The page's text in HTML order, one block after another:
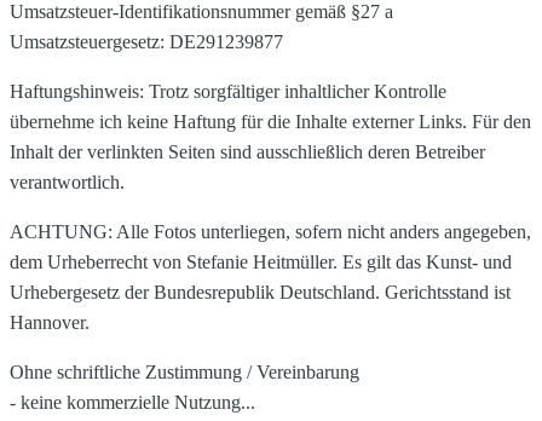
Umsatzsteuer-Identifikationsnummer gemäß §27 a
Umsatzsteuergesetz: DE291239877
Haftungshinweis: Trotz sorgfältiger inhaltlicher Kontrolle
übernehme ich keine Haftung für die Inhalte externer Links. Für den
Inhalt der verlinkten Seiten sind ausschließlich deren Betreiber
verantwortlich.
ACHTUNG: Alle Fotos unterliegen, sofern nicht anders angegeben,
dem Urheberrecht von Stefanie Heitmüller. Es gilt das Kunst- und
Urhebergesetz der Bundesrepublik Deutschland. Gerichtsstand ist
Hannover.
Ohne schriftliche Zustimmung / Vereinbarung
- keine kommerzielle Nutzung...